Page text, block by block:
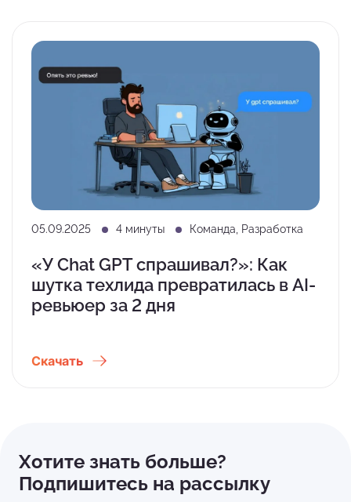
05.09.2025 4 минуты Команда, Разработка
«У Chat GPT спрашивал?»: Как
шутка техлида превратилась в AI-
ревьюер за 2 дня
Скачать
Хотите знать больше?
Подпишитесь на рассылку